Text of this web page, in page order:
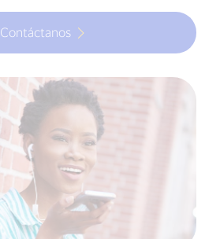
Contáctanos